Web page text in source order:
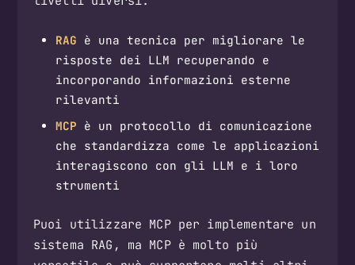
RAG è una tecnica per migliorare le
risposte dei LLM recuperando e
incorporando informazioni esterne
rilevanti
MCP è un protocollo di comunicazione
che standardizza come le applicazioni
interagiscono con gli LLM e i loro
strumenti
Puoi utilizzare MCP per implementare un
sistema RAG, ma MCP è molto più